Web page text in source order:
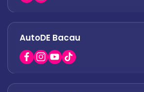
0751 628 054
office.afumati@autode.ro
AutoDE Bacau